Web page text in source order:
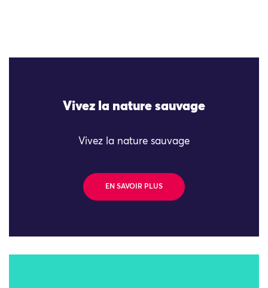
Vivez la nature sauvage
Vivez la nature sauvage
EN SAVOIR PLUS